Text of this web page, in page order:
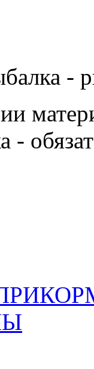
-
-